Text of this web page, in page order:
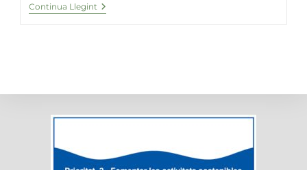
Continua LlegintExplorando
El
Tratamiento
Cáncer
Quimioterapia